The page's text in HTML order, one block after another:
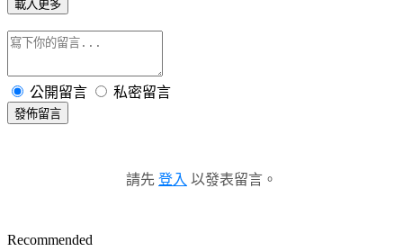
載入更多
公開留言 私密留言
發佈留言
請先 登入 以發表留言。
Recommended